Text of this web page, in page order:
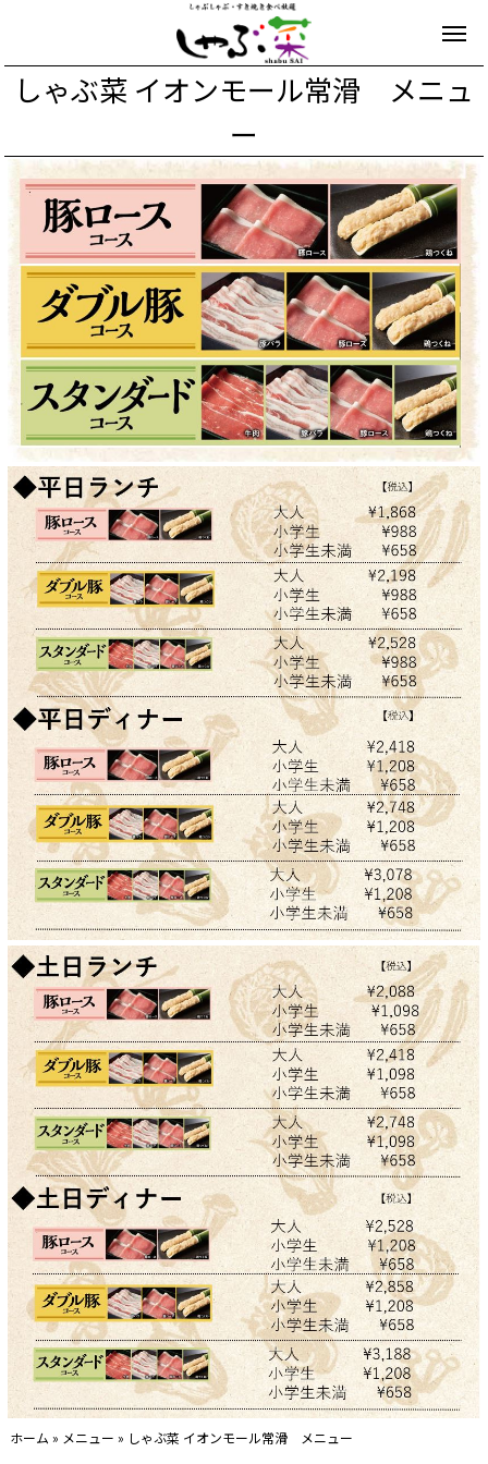
しゃぶ菜 イオンモール常滑 メニュ
ー
ホーム » メニュー » しゃぶ菜 イオンモール常滑 メニュー